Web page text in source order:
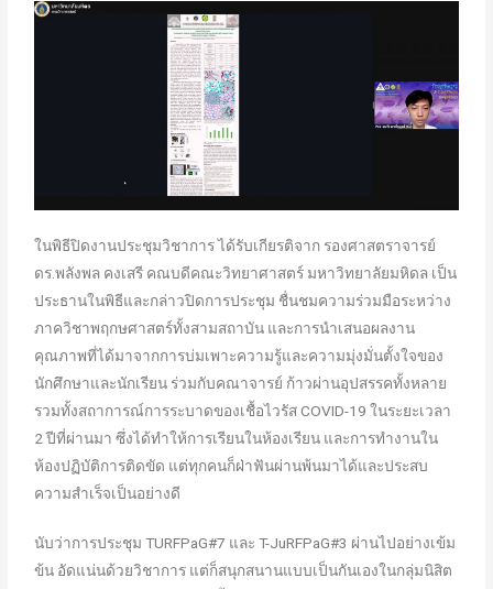
ในพิธีปิดงานประชุมวิชาการ ได้รับเกียรติจาก รองศาสตราจารย์
ดร.พลังพล คงเสรี คณบดีคณะวิทยาศาสตร์ มหาวิทยาลัยมหิดล เป็น
ประธานในพิธีและกล่าวปิดการประชุม ชื่นชมความร่วมมือระหว่าง
ภาควิชาพฤกษศาสตร์ทั้งสามสถาบัน และการนำเสนอผลงาน
คุณภาพที่ได้มาจากการบ่มเพาะความรู้และความมุ่งมั่นตั้งใจของ
นักศึกษาและนักเรียน ร่วมกับคณาจารย์ ก้าวผ่านอุปสรรคทั้งหลาย
รวมทั้งสถาการณ์การระบาดของเชื้อไวรัส COVID-19 ในระยะเวลา
2 ปีที่ผ่านมา ซึ่งได้ทำให้การเรียนในห้องเรียน และการทำงานใน
ห้องปฏิบัติการติดขัด แต่ทุกคนก็ฝ่าฟันผ่านพ้นมาได้และประสบ
ความสำเร็จเป็นอย่างดี
นับว่าการประชุม TURFPaG#7 และ T-JuRFPaG#3 ผ่านไปอย่างเข้ม
ข้น อัดแน่นด้วยวิชาการ แต่ก็สนุกสนานแบบเป็นกันเองในกลุ่มนิสิต